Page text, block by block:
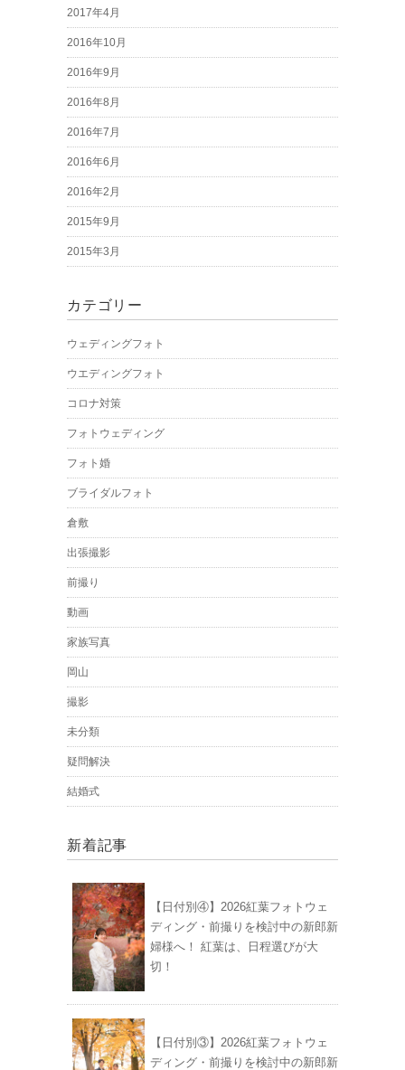
2017年4月
2016年10月
2016年9月
2016年8月
2016年7月
2016年6月
2016年2月
2015年9月
2015年3月
カテゴリー
ウェディングフォト
ウエディングフォト
コロナ対策
フォトウェディング
フォト婚
ブライダルフォト
倉敷
出張撮影
前撮り
動画
家族写真
岡山
撮影
未分類
疑問解決
結婚式
新着記事
【日付別④】2026紅葉フォトウェ
ディング・前撮りを検討中の新郎新
婦様へ！ 紅葉は、日程選びが大
切！
【日付別③】2026紅葉フォトウェ
ディング・前撮りを検討中の新郎新